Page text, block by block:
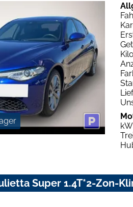
Super 1.4T*2-Zon-